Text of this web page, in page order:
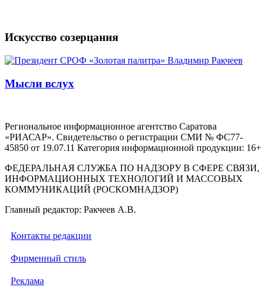
Искусство созерцания
Мысли вслух
Региональное информационное агентство Саратова
«РИАСАР». Свидетельство о регистрации СМИ № ФС77-
45850 от 19.07.11 Категория информационной продукции: 16+
ФЕДЕРАЛЬНАЯ СЛУЖБА ПО НАДЗОРУ В СФЕРЕ СВЯЗИ,
ИНФОРМАЦИОННЫХ ТЕХНОЛОГИЙ И МАССОВЫХ
КОММУНИКАЦИЙ (РОСКОМНАДЗОР)
Главный редактор: Ракчеев А.В.
Контакты редакции
Фирменный стиль
Реклама